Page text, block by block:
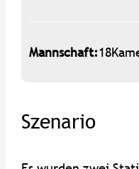
Mannschaft:18
Szenario